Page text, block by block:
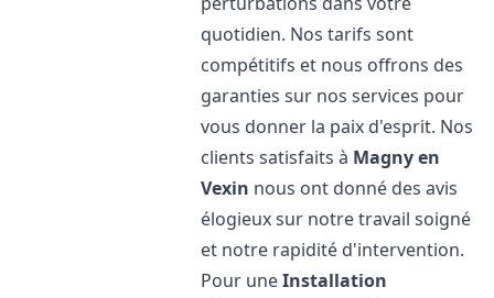
quotidien. Nos tarifs sont
compétitifs et nous offrons des
garanties sur nos services pour
vous donner la paix d'esprit. Nos
clients satisfaits à Magny en
Vexin nous ont donné des avis
élogieux sur notre travail soigné
et notre rapidité d'intervention.
Pour uneInstallation